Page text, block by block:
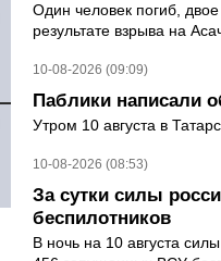
Один человек погиб,
результате взрыва на
10-08-2026 (09:09)
Паблики написали
Утром 10 августа в
10-08-2026 (08:53)
За сутки силы
беспилотников
В ночь на 10 августа